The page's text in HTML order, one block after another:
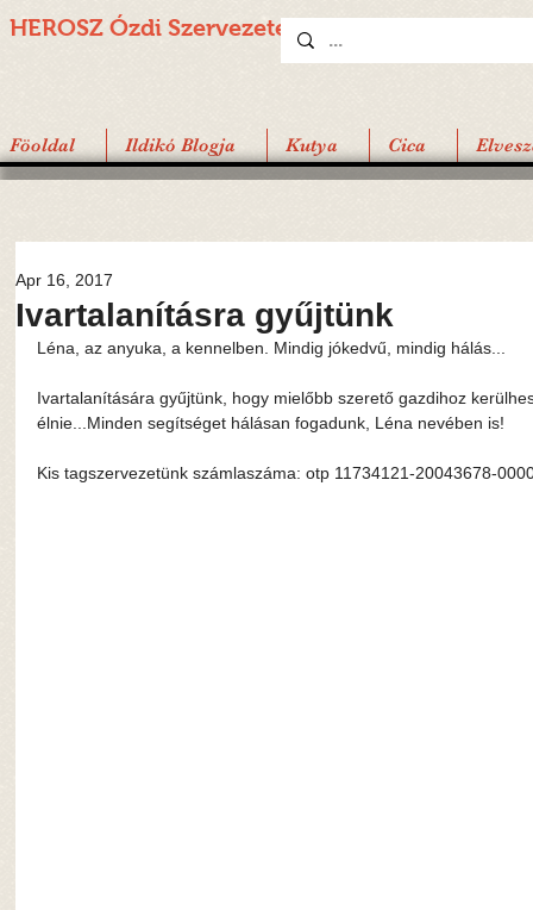
HEROSZ Ózdi Szervezete
Föoldal Ildikó Blogja Kutya Cica
Ivartalanításra gyűjtünk
Apr 16, 2017
Léna, az anyuka, a kennelben. Mindig jókedvű, mindig hálás...
Ivartalanítására gyűjtünk, hogy mielőbb szerető gazdihoz
élnie...Minden segítséget hálásan fogadunk, Léna nevében is!
Kis tagszervezetünk számlaszáma: otp 11734121-20043678-